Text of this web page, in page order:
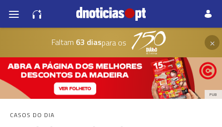
Faltam 63 diaspara os ×
PUB
CASOS DO DIA